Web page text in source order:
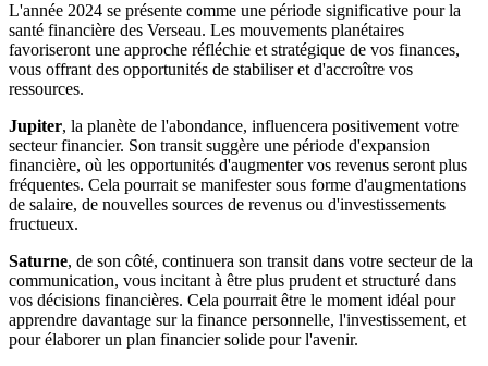
L'année 2024 se présente comme une période significative pour la
santé financière des Verseau. Les mouvements planétaires
favoriseront une approche réfléchie et stratégique de vos finances,
vous offrant des opportunités de stabiliser et d'accroître vos
ressources.
Jupiter, la planète de l'abondance, influencera positivement votre
secteur financier. Son transit suggère une période d'expansion
financière, où les opportunités d'augmenter vos revenus seront plus
fréquentes. Cela pourrait se manifester sous forme d'augmentations
de salaire, de nouvelles sources de revenus ou d'investissements
fructueux.
Saturne, de son côté, continuera son transit dans votre secteur de la
communication, vous incitant à être plus prudent et structuré dans
vos décisions financières. Cela pourrait être le moment idéal pour
apprendre davantage sur la finance personnelle, l'investissement, et
pour élaborer un plan financier solide pour l'avenir.